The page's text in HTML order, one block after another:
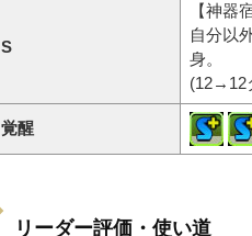
S
【神器
自分以
身。
(12→12
覚醒
リーダー評価・使い道